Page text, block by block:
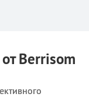
Berrisom